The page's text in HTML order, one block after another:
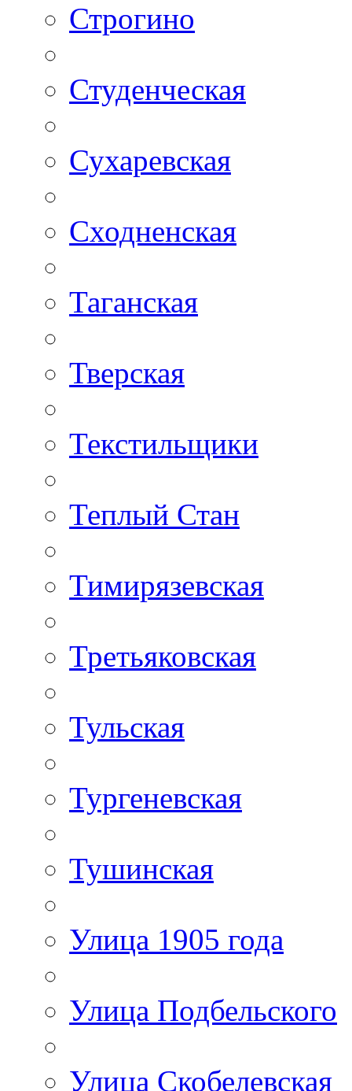
Строгино
Студенческая
Сухаревская
Сходненская
Таганская
Тверская
Текстильщики
Теплый Стан
Тимирязевская
Третьяковская
Тульская
Тургеневская
Тушинская
Улица 1905 года
Улица Подбельского
Улица Скобелевская